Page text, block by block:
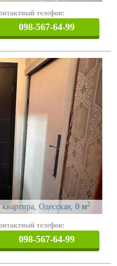
телефон:
098-567-64-99
Одесская, 0 м2
телефон:
098-567-64-99